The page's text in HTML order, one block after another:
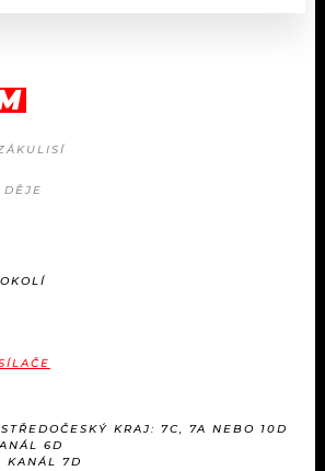
KRAJ: 7C, 7A NEBO 10D
6D
KANÁL 7D